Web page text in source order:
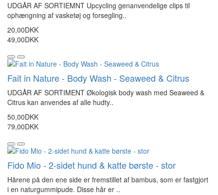
UDGÅR AF SORTIEMNT Upcycling genanvendelige clips til
ophængning af vasketøj og forsegling..
20,00DKK
49,00DKK
Fait in Nature - Body Wash - Seaweed & Citrus
UDGÅR AF SORTIMENT Økologisk body wash med Seaweed &
Citrus kan anvendes af alle hudty..
50,00DKK
79,00DKK
Fido Mio - 2-sidet hund & katte børste - stor
Hårene på den ene side er fremstillet af bambus, som er fastgjort
i en naturgummipude. Disse hår er ..